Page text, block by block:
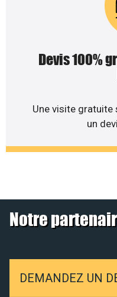
Devis 100%
Une visite gratuite
un
Notre
DEMANDEZ UN